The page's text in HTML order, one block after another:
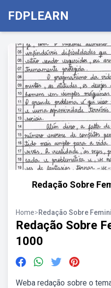
FDPLEARN
Redação Sobre
Home>Redação Sobre
Redação Sobre
1000
Weba redação sobre o